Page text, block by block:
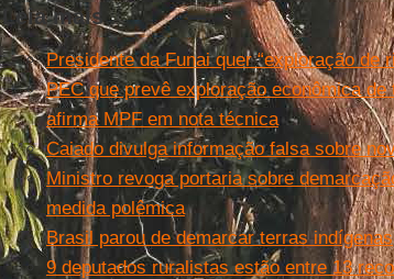
Leia mais
Presidente da Funai quer “exploração de
PEC que prevê exploração econômica
afirma MPF em nota técnica
Caiado divulga informação falsa sobre
Ministro revoga portaria sobre
medida polêmica
Brasil parou de demarcar terras
9 deputados ruralistas estão entre 13